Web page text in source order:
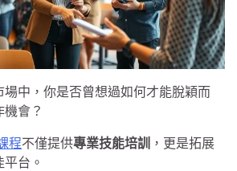
中，你是否曾想過如何才能脫穎而
會？
程不僅提供專業技能培訓 ，更是拓展
台。